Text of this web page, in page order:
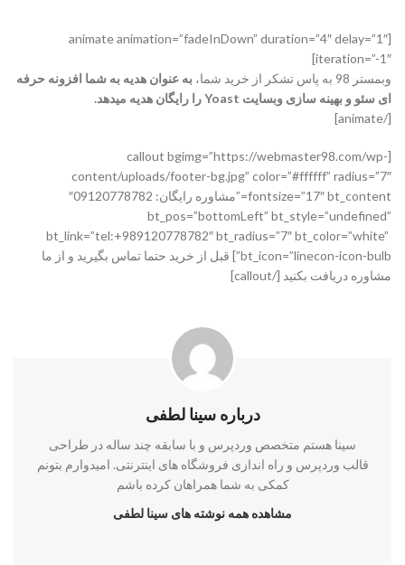
[animate animation=”fadeInDown” duration=”4″ delay=”1″
iteration=”-1″]
وبمستر 98 به پاس تشکر از خرید شما،
به عنوان هدیه به شما افزونه حرفه
ای سئو و بهینه سازی وبسایت Yoast را رایگان هدیه میدهد.
[/animate]
[callout bgimg=”https://webmaster98.com/wp-
content/uploads/footer-bg.jpg” color=”#ffffff” radius=”7″
fontsize=”17″ bt_content=”مشاوره رایگان: 09120778782″
bt_pos=”bottomLeft” bt_style=”undefined”
bt_link=”tel:+989120778782″ bt_radius=”7″ bt_color=”white”
bt_icon=”linecon-icon-bulb”] قبل از خرید حتما تماس بگیرید و از ما
مشاوره دریافت بکنید [/callout]
درباره سینا لطفی
سینا هستم متخصص وردپرس و با سابقه چند ساله در طراحی
قالب وردپرس و راه اندازی فروشگاه های اینترنتی. امیدوارم بتونم
کمکی به شما همراهان کرده باشم
مشاهده همه نوشته های سینا لطفی